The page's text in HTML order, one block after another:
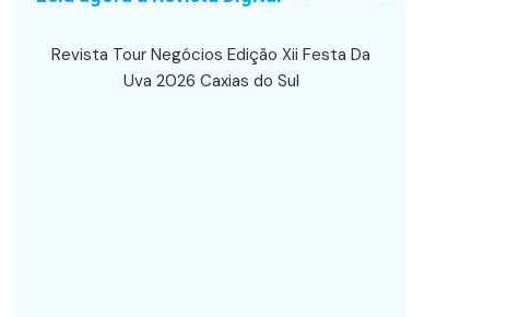
Revista Tour Negócios Edição Xii Festa Da
Uva 2026 Caxias do Sul